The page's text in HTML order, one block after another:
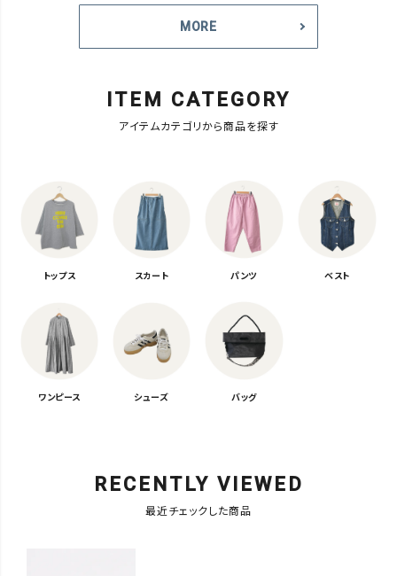
MORE
ITEM CATEGORY
アイテムカテゴリから商品を探す
トップス スカート パンツ ベスト
ワンピース シューズ バッグ
RECENTLY VIEWED
最近チェックした商品